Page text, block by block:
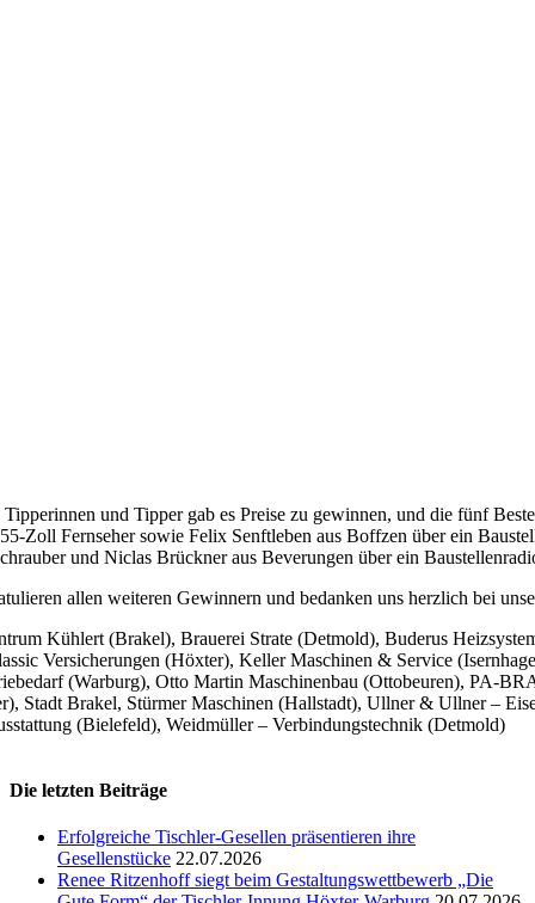
und Tipper gab es Preise zu gewinnen, und die fünf
Zoll Fernseher sowie Felix Senftleben aus Boffzen über ein
und Niclas Brückner aus Beverungen über ein
allen weiteren Gewinnern und bedanken uns herzlich bei
Kühlert (Brakel), Brauerei Strate (Detmold), Buderus
Versicherungen (Höxter), Keller Maschinen & Service
(Warburg), Otto Martin Maschinenbau (Ottobeuren), PA-
Stadt Brakel, Stürmer Maschinen (Hallstadt), Ullner & Ullner –
(Bielefeld), Weidmüller – Verbindungstechnik (Detmold)
Die letzten Beiträge
Erfolgreiche Tischler-Gesellen präsentieren ihre
Gesellenstücke 22.07.2026
Renee Ritzenhoff siegt beim Gestaltungswettbewerb „Die